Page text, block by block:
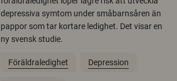
depressiva symtom under småbarnsåren än
pappor som tar kortare ledighet. Det visar en
ny svensk studie.
Föräldraledighet Depression